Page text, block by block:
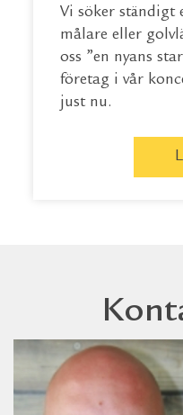
Vi söker ständigt
målare eller
oss ”en nyans
företag i vår
just nu.